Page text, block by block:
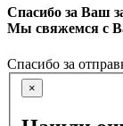
Спасибо за Ваш
Мы свяжемся с
Спасибо за
×